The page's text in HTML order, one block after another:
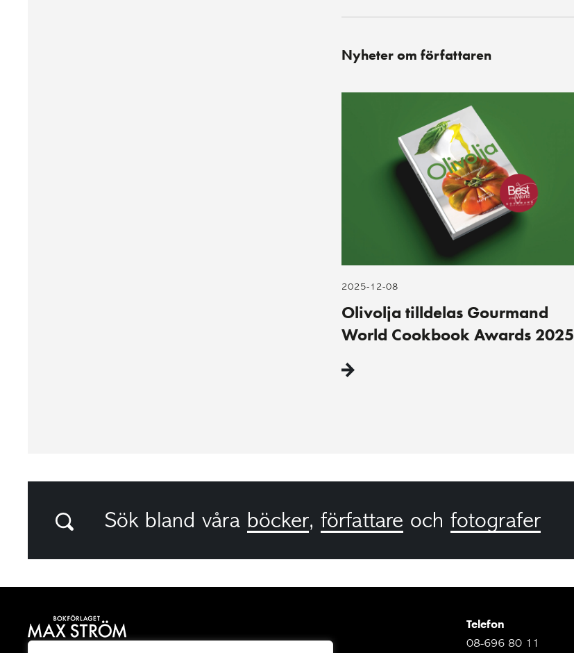
Nyheter om författaren
2025-12-08
Olivolja tilldelas Gourmand
World Cookbook Awards 2025
Sök bland våra böcker, författare och fotografer
Telefon
08-696 80 11